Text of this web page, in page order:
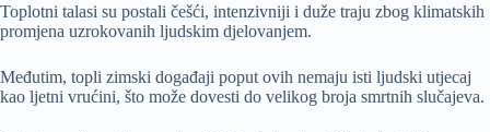
Toplotni talasi su postali češći, intenzivniji i duže traju zbog klimatskih
promjena uzrokovanih ljudskim djelovanjem.
Međutim, topli zimski događaji poput ovih nemaju isti ljudski utjecaj
kao ljetni vrućini, što može dovesti do velikog broja smrtnih slučajeva.